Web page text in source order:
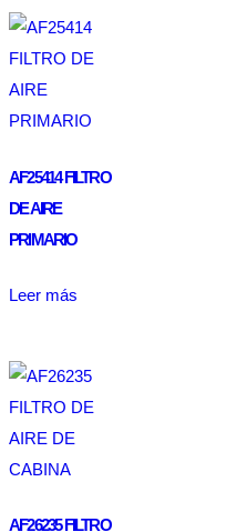
AF25414 FILTRO
DE AIRE
PRIMARIO
Leer más
AF26235 FILTRO